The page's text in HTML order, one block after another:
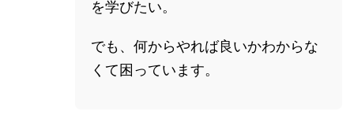
を学びたい。
でも、何からやれば良いかわからな
くて困っています。